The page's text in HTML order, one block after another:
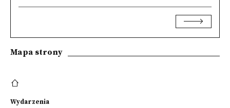
Mapa strony
Wydarzenia